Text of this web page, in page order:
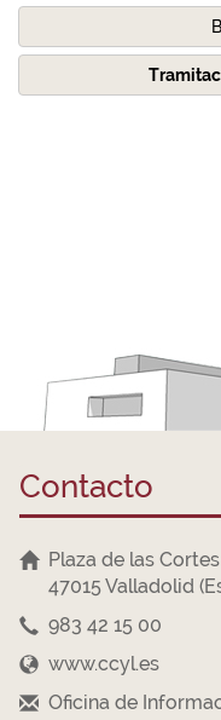
Contacto
Plaza de las Cortes
47015 Valladolid
983 42 15 00
www.ccyl.es
Oficina de